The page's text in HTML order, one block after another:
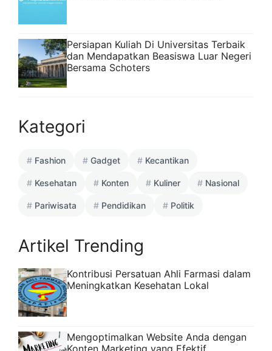
Persiapan Kuliah Di Universitas Terbaik
dan Mendapatkan Beasiswa Luar Negeri
Bersama Schoters
Kategori
Fashion Gadget Kecantikan
Kesehatan Konten Kuliner Nasional
Pariwisata Pendidikan Politik
Artikel Trending
Kontribusi Persatuan Ahli Farmasi dalam
Meningkatkan Kesehatan Lokal
Mengoptimalkan Website Anda dengan